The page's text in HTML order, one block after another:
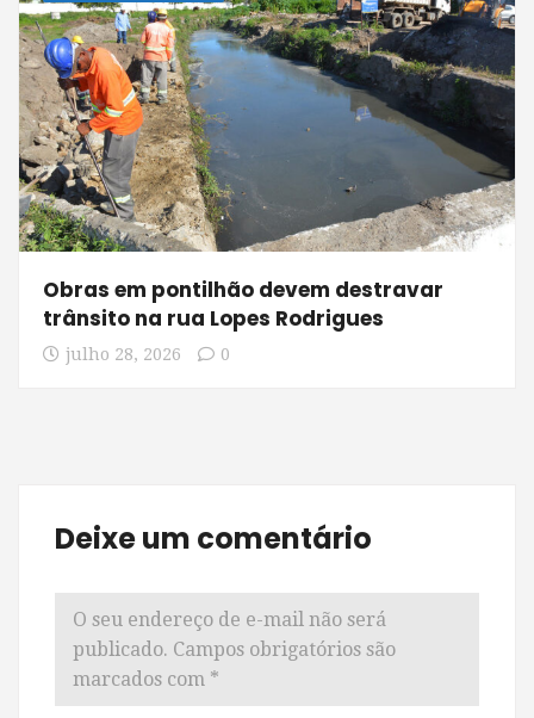
Obras em pontilhão devem destravar
trânsito na rua Lopes Rodrigues
julho 28, 2026 0
Deixe um comentário
O seu endereço de e-mail não será
publicado. Campos obrigatórios são
marcados com *